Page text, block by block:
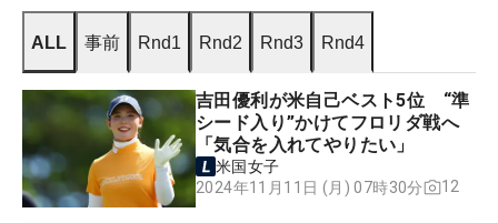
ALL 事前 Rnd1 Rnd2 Rnd3 Rnd4
吉田優利が米自己ベスト5位 “準
シード入り”かけてフロリダ戦へ
「気合を入れてやりたい」
米国女子
2024年11月11日 (月) 07時30分
12